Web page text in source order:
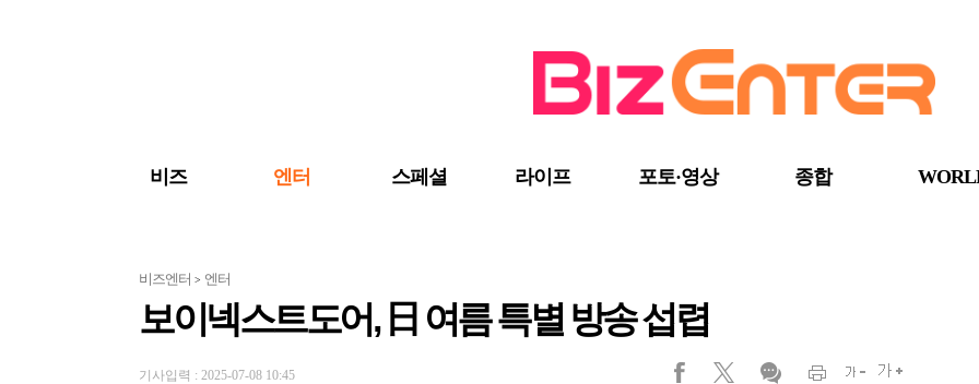
비즈 엔터 스페셜 라이프 포토·영상 종합
비즈엔터 > 엔터
보이넥스트도어, 日 여름 특별 방송 섭렵
기사입력 : 2025-07-08 10:45